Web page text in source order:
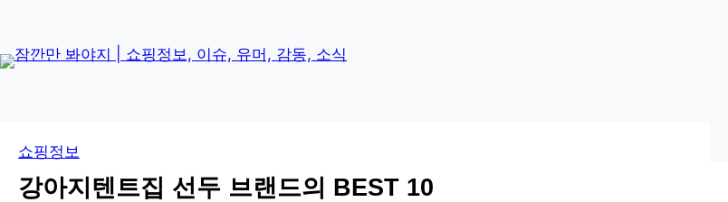
츠
content
쇼핑정보
강아지텐트집 선두 브랜드의 BEST 10